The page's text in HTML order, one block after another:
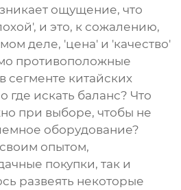
ощущение, что
и это, к сожалению,
деле, 'цена' и 'качество'
противоположные
сегменте китайских
где искать баланс? Что
при выборе, чтобы не
оборудование?
опытом,
покупки, так и
развеять некоторые